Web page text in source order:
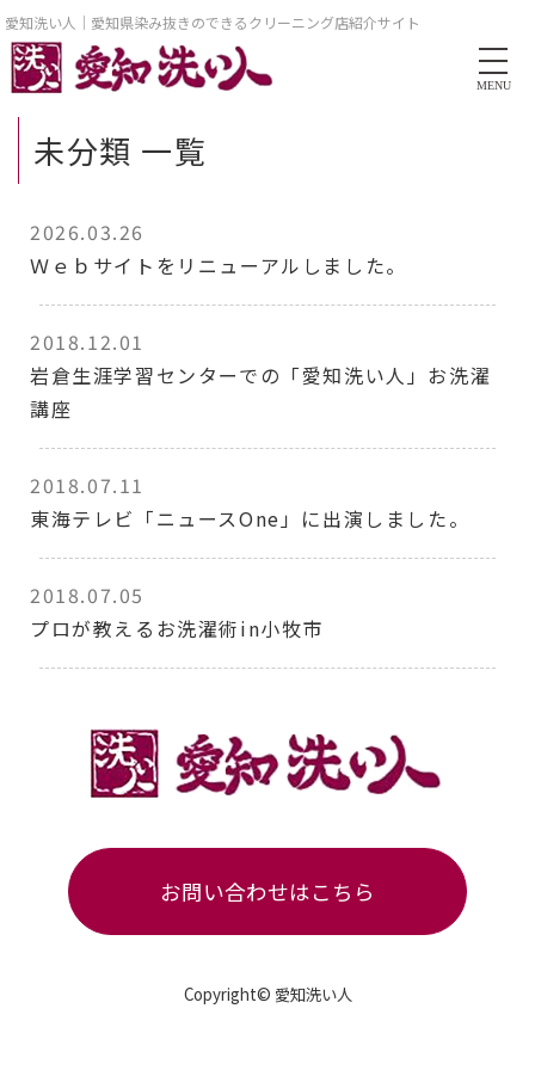
愛知洗い人｜愛知県染み抜きのできるクリーニング店紹介サイト
MENU
未分類 一覧
2026.03.26
Ｗｅｂサイトをリニューアルしました。
2018.12.01
岩倉生涯学習センターでの「愛知洗い人」お洗濯
講座
2018.07.11
東海テレビ「ニュースOne」に出演しました。
2018.07.05
プロが教えるお洗濯術in小牧市
お問い合わせはこちら
Copyright© 愛知洗い人